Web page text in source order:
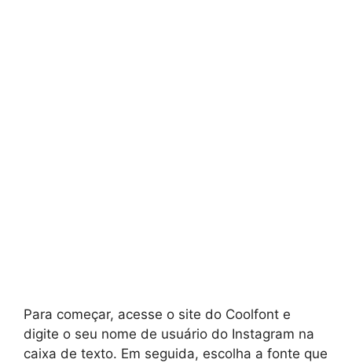
Para começar, acesse o site do Coolfont e
digite o seu nome de usuário do Instagram na
caixa de texto. Em seguida, escolha a fonte que